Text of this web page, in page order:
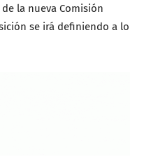
la nueva Comisión
se irá definiendo a lo